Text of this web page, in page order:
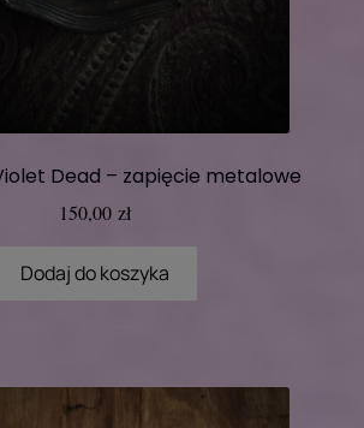
Dead – zapięcie metalowe
150,00 zł
Dodaj do koszyka